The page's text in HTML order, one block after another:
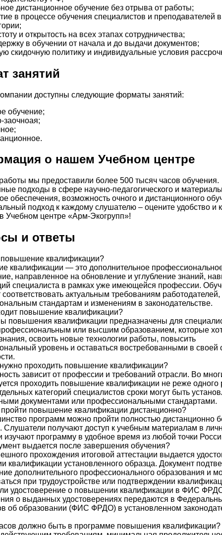
дистанционное обучение без отрыва от работы;
в процессе обучения специалистов и преподавателей
и открытость на всех этапах сотрудничества;
в обучении от начала и до выдачи документов;
скидочную политику и индивидуальные условия
занятий
доступны следующие форматы занятий:
обучение;
заочноая;
о нашем Учебном центре
мы предоставили более 500 тысяч часов обучения.
подходы в сфере научно-педагогического и
обеспечения, возможность очного и дистанционного
подход к каждому слушателю – оцените удобство и
Учебном центре «Арм-Экогрупп»!
и ответы
повышение квалификации?
квалификации — это дополнительное
направленное на обновление и углубление знаний,
специалиста в рамках уже имеющейся профессии.
соответствовать актуальным требованиям работодателей,
стандартам и изменениям в законодательстве.
повышение квалификации?
повышения квалификации предназначены для
или высшим образованием, которые
освоить новые технологии работы, повысить
уровень и оставаться востребованными в своей
нужно проходить повышение квалификации?
зависит от профессии и требований отрасли. Во
проходить повышение квалификации не реже одного
категорий специалистов сроки могут быть
документами или профессиональными стандартами.
повышение квалификации дистанционно?
программ можно пройти полностью дистанционно
Слушатели получают доступ к учебным материалам в
изучают программу в удобное время из любой точки
выдается после завершения обучения?
прохождения итоговой аттестации выдается
квалификации установленного образца. Документ
дополнительного профессионального образования и
при трудоустройстве или подтверждении
удостоверение о повышении квалификации в ФИС
о выданных удостоверениях передаются в
об образовании (ФИС ФРДО) в установленном
должно быть в программе повышения квалификации?